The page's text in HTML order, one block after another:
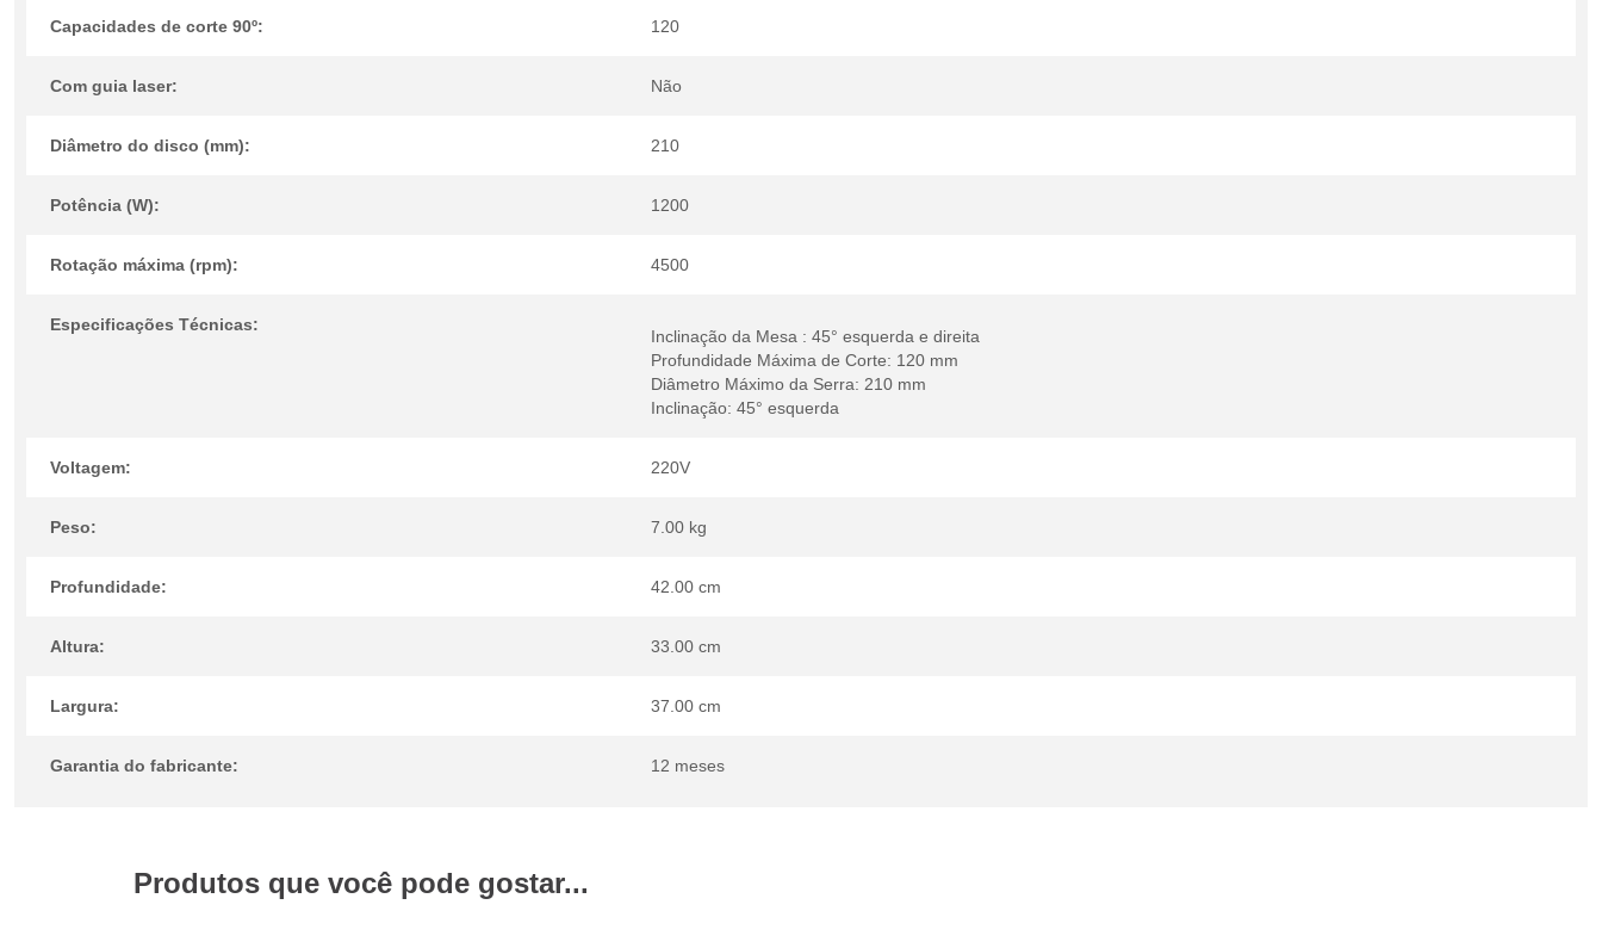
Capacidades de corte 90º: 120
Com guia laser: Não
Diâmetro do disco (mm): 210
Potência (W): 1200
Rotação máxima (rpm): 4500
Especificações Técnicas:
Inclinação da Mesa : 45° esquerda e direita
Profundidade Máxima de Corte: 120 mm
Diâmetro Máximo da Serra: 210 mm
Inclinação: 45° esquerda
Voltagem: 220V
Peso: 7.00 kg
Profundidade: 42.00 cm
Altura: 33.00 cm
Largura: 37.00 cm
Garantia do fabricante: 12 meses
Produtos que você pode gostar...